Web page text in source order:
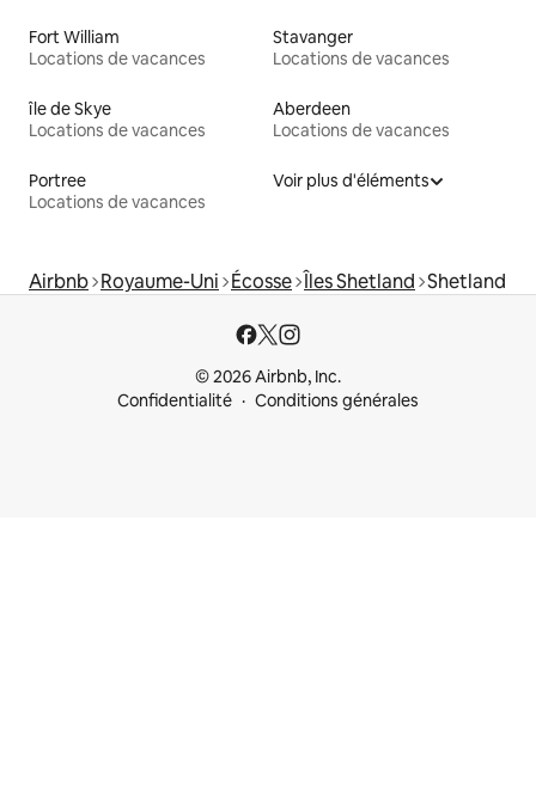
Fort William
Locations de vacances
Stavanger
Locations de vacances
île de Skye
Locations de vacances
Aberdeen
Locations de vacances
Portree
Locations de vacances
Voir plus d'éléments
Airbnb Royaume-Uni Écosse Îles Shetland Shetland
© 2026 Airbnb, Inc.
Confidentialité
Conditions générales